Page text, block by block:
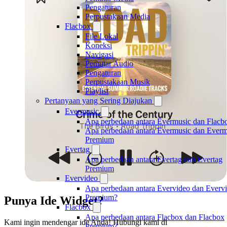
Pengaturan
Perpustakaan Media
Flacbox
File Lokal
Koneksi
Navigasi
Pemutar Audio
Pengaturan
Perpustakaan Musik
Playlist
Pertanyaan yang Sering Diajukan
Evermusic
Apa perbedaan antara Evermusic dan
Apa perbedaan antara Evermusic dan
Premium
Evertag
Apa perbedaan antara Evertag dan Evertag
Premium
Evervideo
Apa perbedaan antara Evervideo dan
Premium?
Flacbox
Apa perbedaan antara Flacbox dan Flacbox
Punya Ide Widget?
Kami ingin mendengar ide Anda! Hubungi kami di